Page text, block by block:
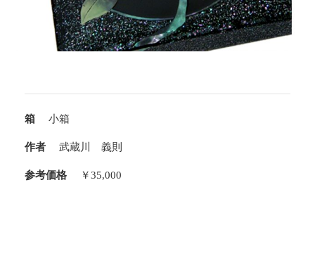
箱 小箱
作者 武蔵川 義則
参考価格 ￥35,000